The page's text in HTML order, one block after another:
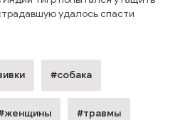
удалось спасти
#собака
#травмы